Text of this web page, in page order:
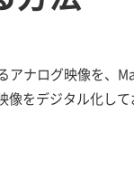
ナログ映像を、
をデジタル化し